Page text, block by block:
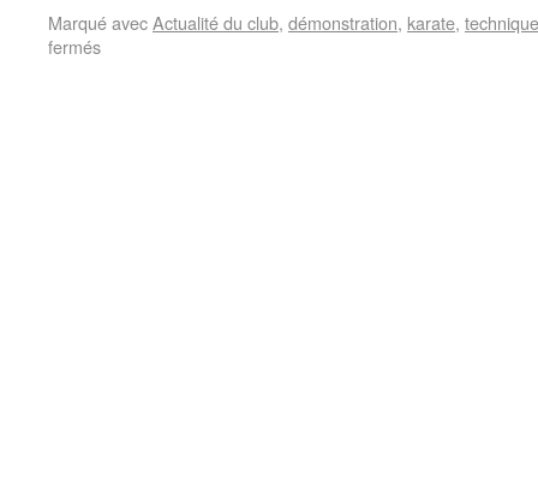
Marqué avecActualité du club, démonstration, karate,
fermés